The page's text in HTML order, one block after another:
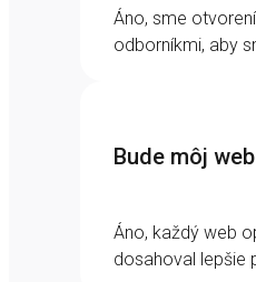
Áno, sme
odborníkmi, aby
Bude môj
Áno, každý web
dosahoval lepšie